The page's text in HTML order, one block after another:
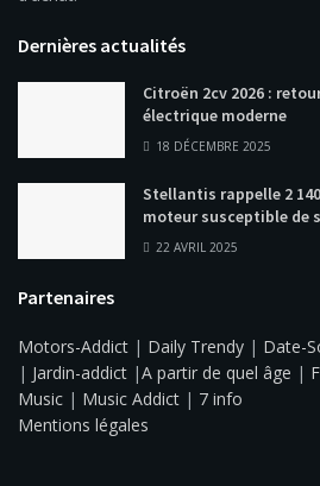
Dernières actualités
Citroën 2cv 2026 :
électrique moderne
18 DÉCEMBRE 2025
Stellantis rappelle 2
moteur susceptible de
22 AVRIL 2025
Partenaires
Motors-Addict | Daily Trendy | Date-
| Jardin-addict |A partir de quel âge |
Music | Music Addict | 7 info
Mentions légales